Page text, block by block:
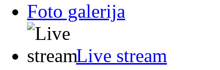
Foto galerija
Live stream